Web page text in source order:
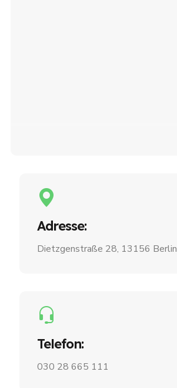
Adresse:
Dietzgenstraße 28, 13156 Berlin
Telefon:
030 28 665 111